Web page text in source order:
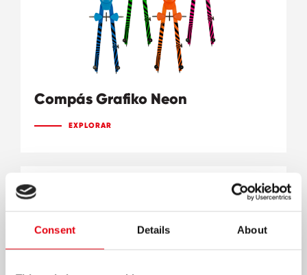
Consent Details About
Compás Grafiko Neon
EXPLORAR